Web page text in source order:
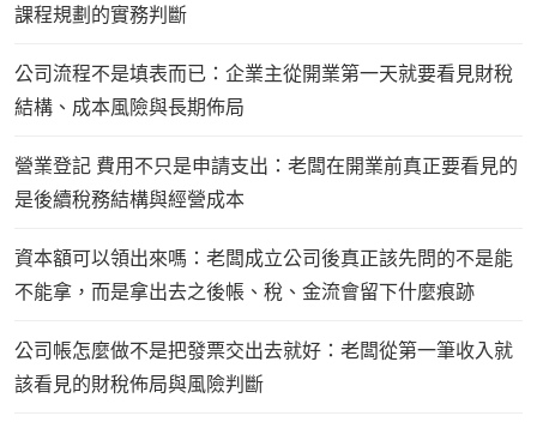
課程規劃的實務判斷
公司流程不是填表而已：企業主從開業第一天就要看見財稅
結構、成本風險與長期佈局
營業登記 費用不只是申請支出：老闆在開業前真正要看見的
是後續稅務結構與經營成本
資本額可以領出來嗎：老闆成立公司後真正該先問的不是能
不能拿，而是拿出去之後帳、稅、金流會留下什麼痕跡
公司帳怎麼做不是把發票交出去就好：老闆從第一筆收入就
該看見的財稅佈局與風險判斷